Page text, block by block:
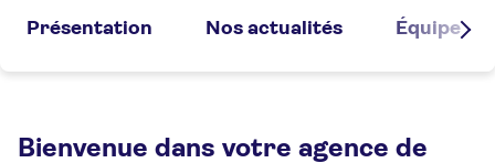
Présentation Nos actualités Équipe
Bienvenue dans votre agence de